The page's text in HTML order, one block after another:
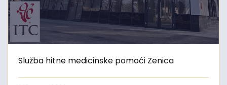
Služba hitne medicinske pomoći Zenica